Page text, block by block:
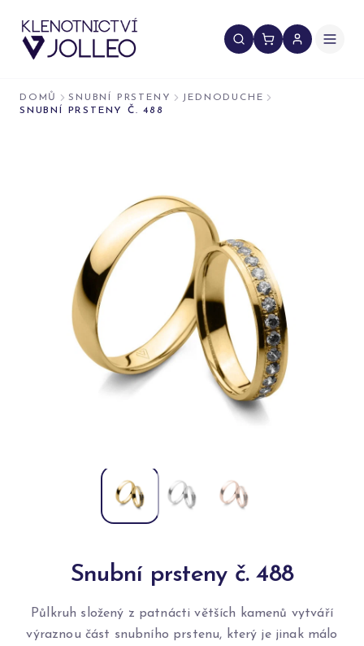
DOMŮ SNUBNÍ PRSTENY
JEDNODUCHE
SNUBNÍ PRSTENY Č. 488
Snubní prsteny č. 488
Půlkruh složený z patnácti větších kamenů vytváří
výraznou část snubního prstenu, který je jinak málo